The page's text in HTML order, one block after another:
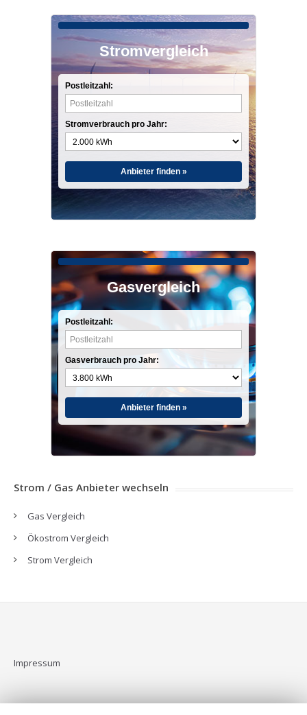
Stromvergleich
Postleitzahl:
Stromverbrauch pro Jahr:
Anbieter finden »
Gasvergleich
Postleitzahl:
Gasverbrauch pro Jahr:
Anbieter finden »
Strom / Gas Anbieter wechseln
Gas Vergleich
Ökostrom Vergleich
Strom Vergleich
Impressum